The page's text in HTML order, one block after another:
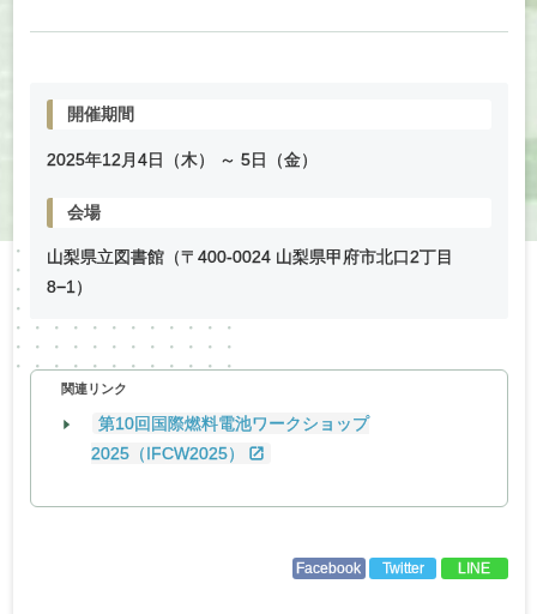
開催期間
2025年12 月4日（木） ～ 5日（金）
会場
山梨県立図書館（〒400-0024 山梨県甲府市北口2丁目
8−1）
関連リンク
第10回国際燃料電池ワークショップ
2025（IFCW2025）
Facebook Twitter LINE